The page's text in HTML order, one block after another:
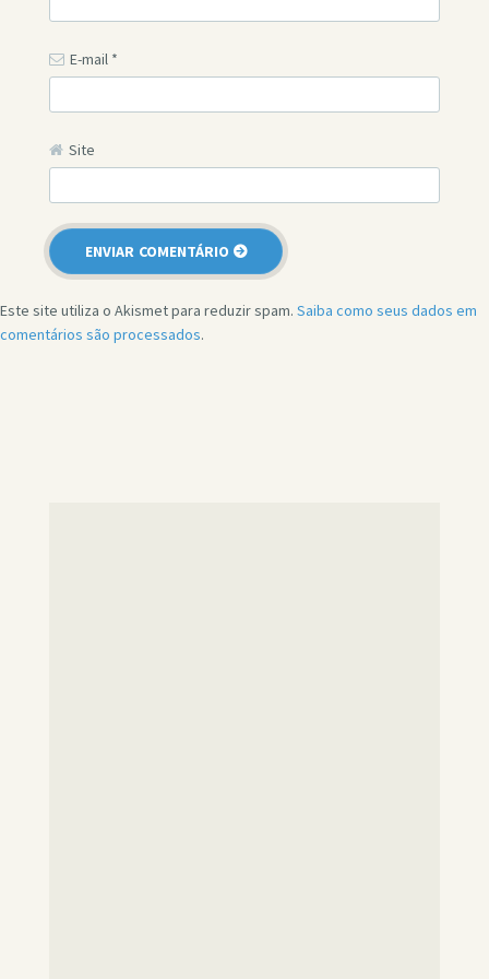
E-mail *
Site
Este site utiliza o Akismet para reduzir spam. Saiba como seus dados em
comentários são processados.